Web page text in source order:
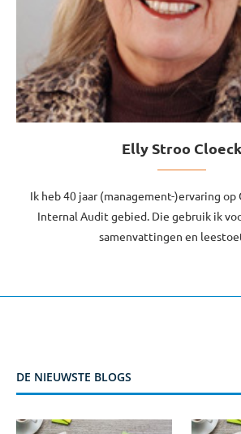
Elly Stroo Cloeck
Ik heb 40 jaar (management-)ervaring op
Internal Audit gebied. Die gebruik ik
samenvattingen en
DE NIEUWSTE BLOGS